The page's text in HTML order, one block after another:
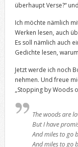
überhaupt Verse?“
Ich möchte nämlich
Werken lesen, auch
Es soll nämlich auch
Gedichte lesen,
Jetzt werde ich noch
nehmen. Und freue
„Stopping by Woods
The woods are
But I have
And miles to go
And miles to go